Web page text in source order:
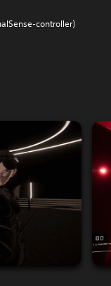
controller)